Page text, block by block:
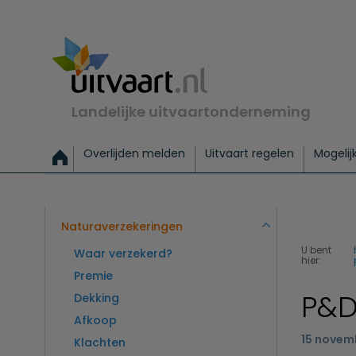
Landelijke uitvaartonderneming
Overlijden melden Uitvaart regelen
Exclusieve uitvaart Begrafenis Basis
Naturaverzekeringen
Waar verzekerd?
Premie
Dekking
Afkoop
Klachten
U bent
hier:
15